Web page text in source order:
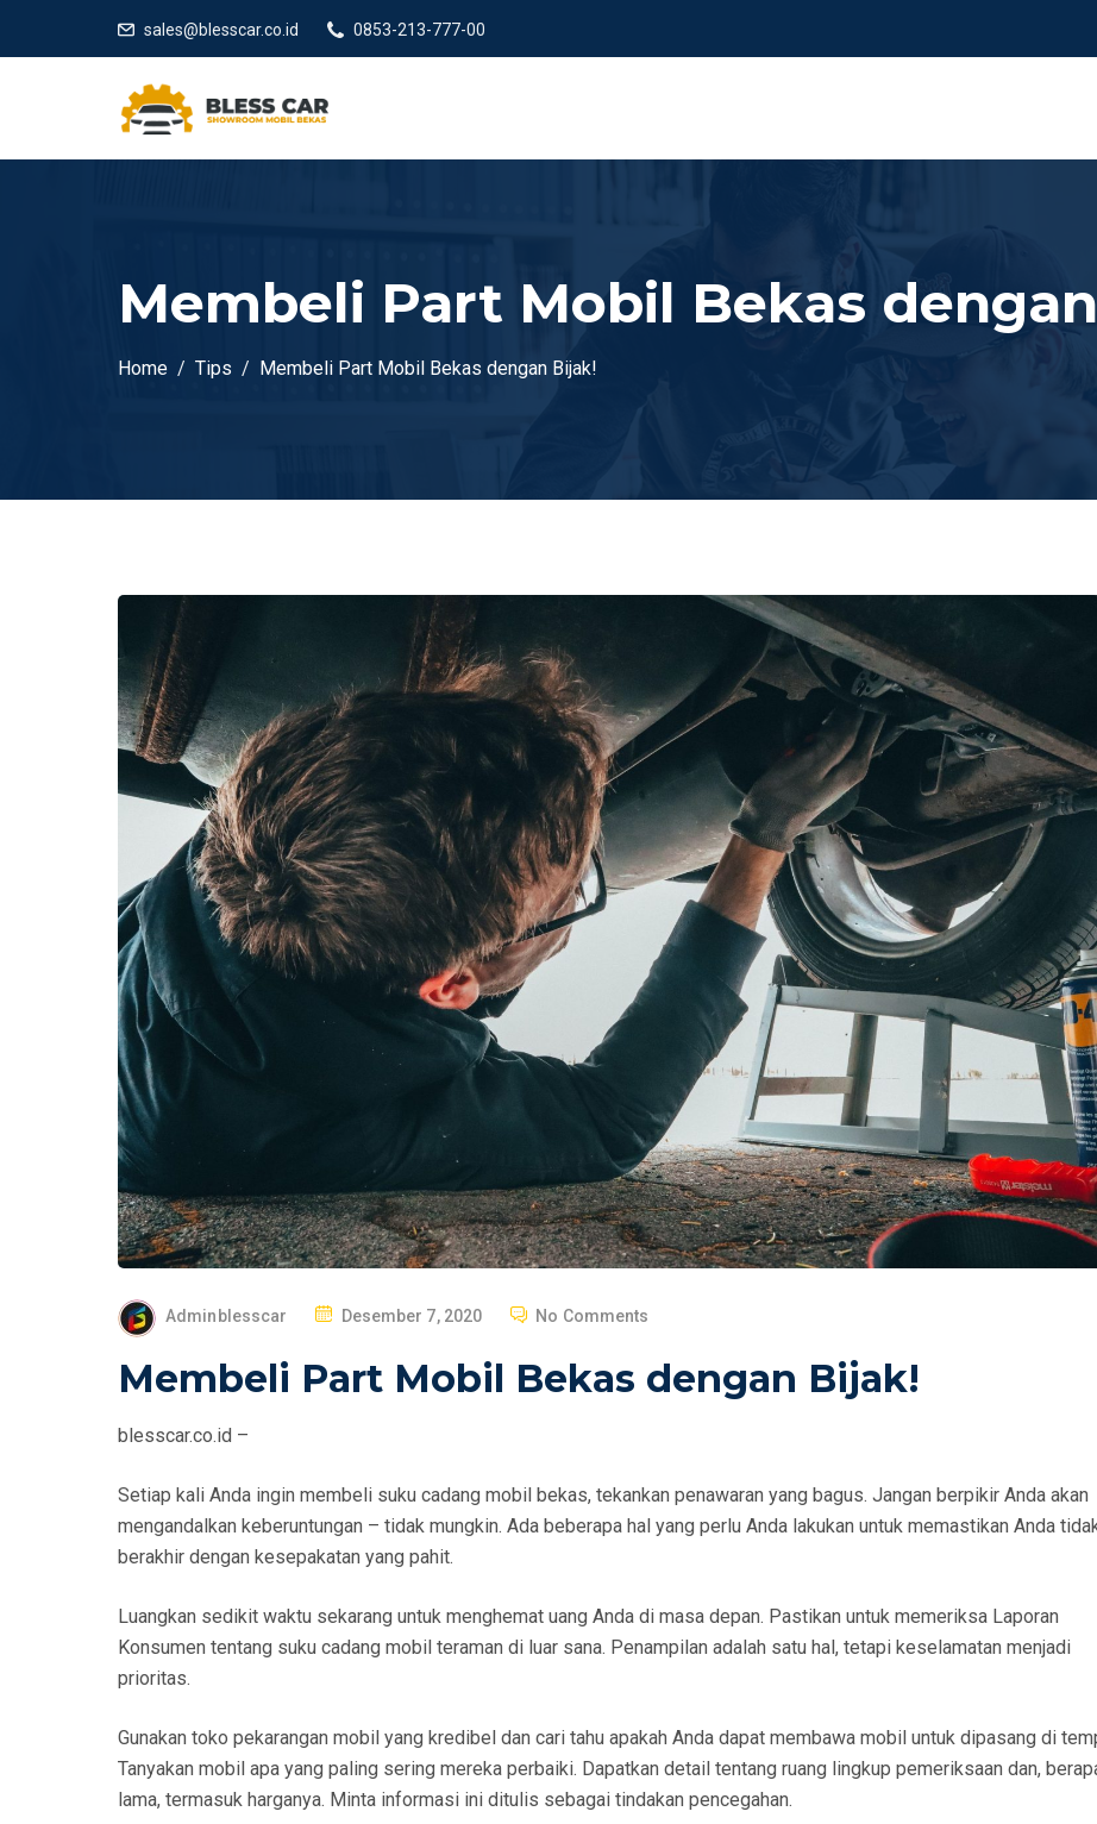
sales@blesscar.co.id 0853-213-777-00
Membeli Part Mobil Bekas
Home Tips Membeli Part Mobil Bekas dengan Bijak!
Adminblesscar
P
S
O
N
Desember 7, 2020 No Comments
Membeli Part Mobil Bekas dengan Bijak!
blesscar.co.id –
Setiap kali Anda ingin membeli suku cadang mobil bekas, tekankan penawaran yang bagus. Jangan berpikir Anda akan
mengandalkan keberuntungan – tidak mungkin. Ada beberapa hal yang perlu Anda lakukan untuk memastikan Anda
berakhir dengan kesepakatan yang pahit.
Luangkan sedikit waktu sekarang untuk menghemat uang Anda di masa depan. Pastikan untuk memeriksa Laporan
Konsumen tentang suku cadang mobil teraman di luar sana. Penampilan adalah satu hal, tetapi keselamatan menjadi
prioritas.
Gunakan toko pekarangan mobil yang kredibel dan cari tahu apakah Anda dapat membawa mobil untuk dipasang di
Tanyakan mobil apa yang paling sering mereka perbaiki. Dapatkan detail tentang ruang lingkup pemeriksaan dan,
lama, termasuk harganya. Minta informasi ini ditulis sebagai tindakan pencegahan.